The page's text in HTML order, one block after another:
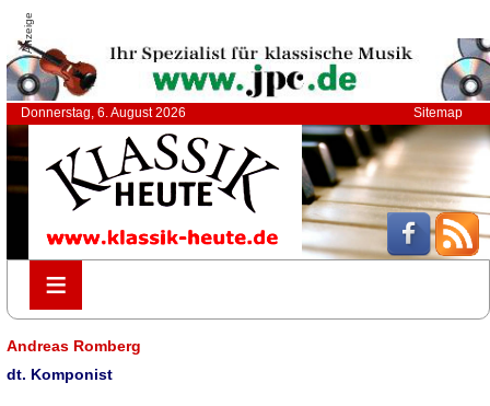
Anzeige
Donnerstag, 6. August 2026 Sitemap
≡
≡
Andreas Romberg
dt. Komponist